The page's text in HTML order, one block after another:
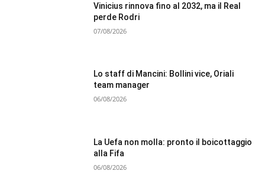
Vinicius rinnova fino al 2032, ma il Real
perde Rodri
07/08/2026
Lo staff di Mancini: Bollini vice, Oriali
team manager
06/08/2026
La Uefa non molla: pronto il boicottaggio
alla Fifa
06/08/2026